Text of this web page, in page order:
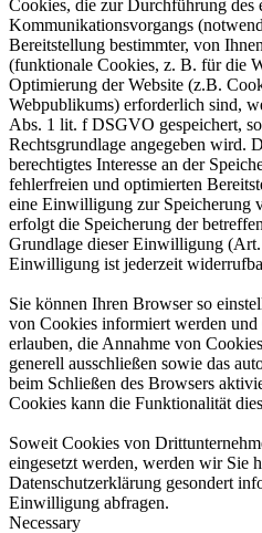
Cookies, die zur Durchführung des
Kommunikationsvorgangs
Bereitstellung bestimmter, von
(funktionale Cookies, z. B. für die
Optimierung der Website (z.B.
Webpublikums) erforderlich sind,
Abs. 1 lit. f DSGVO gespeichert,
Rechtsgrundlage angegeben wird.
berechtigtes Interesse an der
fehlerfreien und optimierten
eine Einwilligung zur Speicherung
erfolgt die Speicherung der
Grundlage dieser Einwilligung
Einwilligung ist jederzeit
Sie können Ihren Browser so
von Cookies informiert werden
erlauben, die Annahme von
generell ausschließen sowie das
beim Schließen des Browsers
Cookies kann die Funktionalität
Soweit Cookies von
eingesetzt werden, werden wir Sie
Datenschutzerklärung gesondert
Einwilligung abfragen.
Necessary